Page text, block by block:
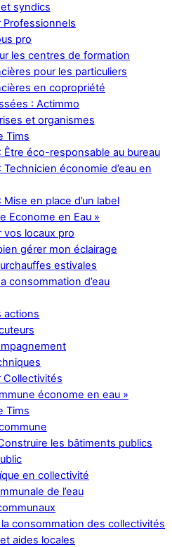
syndics
pro
les centres de formation
pour les particuliers
en copropriété
: Actimmo
et organismes
Tims
Être éco-responsable au bureau
Technicien économie d’eau en
Mise en place d’un label
Econome en Eau »
vos locaux pro
gérer mon éclairage
estivales
consommation d’eau
actions
économe en eau »
Tims
les bâtiments publics
en collectivité
de l’eau
consommation des collectivités
aides locales